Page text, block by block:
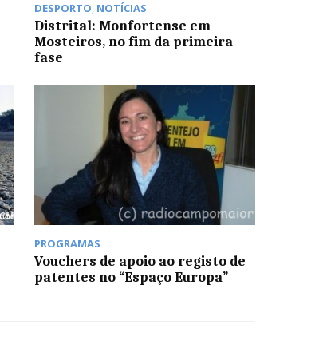
DESPORTO, NOTÍCIAS
Distrital: Monfortense em
Mosteiros, no fim da primeira
fase
PROGRAMAS
Vouchers de apoio ao registo de
patentes no “Espaço Europa”